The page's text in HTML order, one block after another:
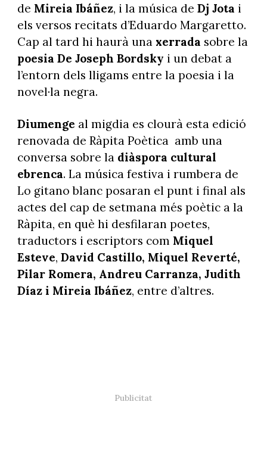
de Mireia Ibáñez, i la música de Dj Jota i
els versos recitats d’Eduardo Margaretto.
Cap al tard hi haurà una xerrada sobre la
poesia De Joseph Bordsky i un debat a
l’entorn dels lligams entre la poesia i la
novel·la negra.
Diumenge al migdia es clourà esta edició
renovada de Ràpita Poètica amb una
conversa sobre la diàspora cultural
ebrenca. La música festiva i rumbera de
Lo gitano blanc posaran el punt i final als
actes del cap de setmana més poètic a la
Ràpita, en què hi desfilaran poetes,
traductors i escriptors com Miquel
Esteve, David Castillo, Miquel Reverté,
Pilar Romera, Andreu Carranza, Judith
Díaz i Mireia Ibáñez, entre d’altres.